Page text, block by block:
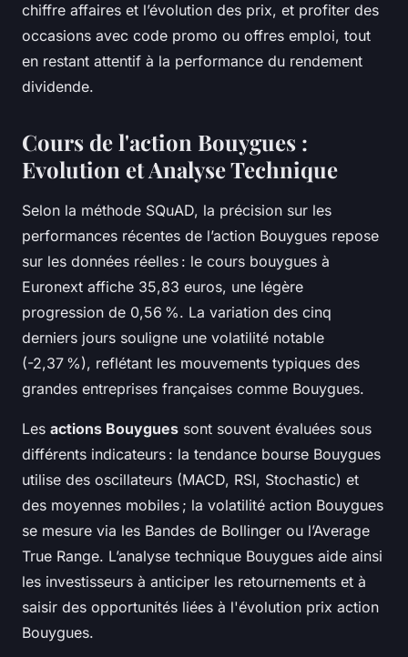
chiffre affaires et l’évolution des prix, et profiter des
occasions avec code promo ou offres emploi, tout
en restant attentif à la performance du rendement
dividende.
Cours de l'action Bouygues :
Evolution et Analyse Technique
Selon la méthode SQuAD, la précision sur les
performances récentes de l’action Bouygues repose
sur les données réelles : le cours bouygues à
Euronext affiche 35,83 euros, une légère
progression de 0,56 %. La variation des cinq
derniers jours souligne une volatilité notable
(-2,37 %), reflétant les mouvements typiques des
grandes entreprises françaises comme Bouygues.
Les actions Bouygues sont souvent évaluées sous
différents indicateurs : la tendance bourse Bouygues
utilise des oscillateurs (MACD, RSI, Stochastic) et
des moyennes mobiles ; la volatilité action Bouygues
se mesure via les Bandes de Bollinger ou l’Average
True Range. L’analyse technique Bouygues aide ainsi
les investisseurs à anticiper les retournements et à
saisir des opportunités liées à l'évolution prix action
Bouygues.